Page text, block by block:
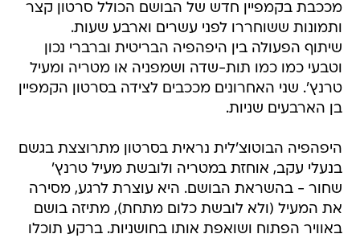
מככבת בקמפיין חדש של הבושם הכולל סרטון קצר
ותמונות ששוחררו לפני עשרים וארבע שעות.
שיתוף הפעולה בין היפהפיה הבריטית וברברי נכון
וטבעי כמו כמו תות-שדה ושמפניה או מטריה ומעיל
טרנץ'. שני האחרונים מככבים לצידה בסרטון הקמפיין
בן הארבעים שניות.
היפהפיה הבוטוצ'לית נראית בסרטון מתרוצצת בגשם
בנעלי עקב, אוחזת במטריה ולובשת מעיל טרנץ'
שחור - בהשראת הבושם. היא עוצרת לרגע, מסירה
את המעיל (ולא לובשת כלום מתחת), מתיזה בושם
באוויר הפתוח ושואפת אותו בחושניות. ברקע תוכלו